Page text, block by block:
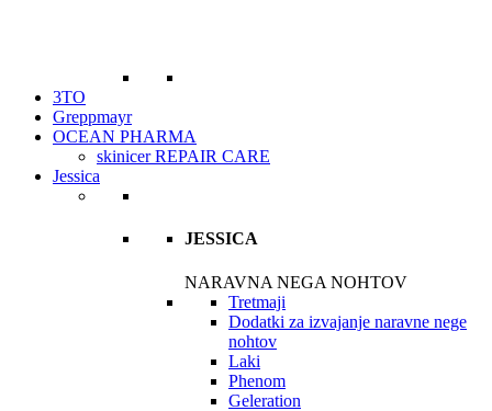
3TO
Greppmayr
OCEAN PHARMA
skinicer REPAIR CARE
Jessica
JESSICA
NARAVNA NEGA NOHTOV
Tretmaji
Dodatki za izvajanje naravne nege
nohtov
Laki
Phenom
Geleration